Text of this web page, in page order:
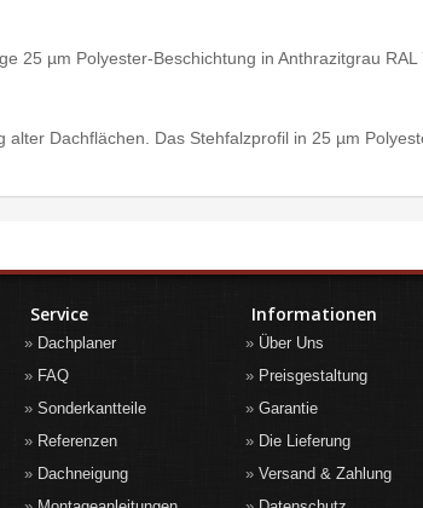
25 µm Polyester-Beschichtung in Anthrazitgrau RAL
Dachflächen. Das Stehfalzprofil in 25 µm
Service
Dachplaner
FAQ
Sonderkantteile
Referenzen
Dachneigung
Informationen
Über Uns
Preisgestaltung
Garantie
Die Lieferung
Versand & Zahlung